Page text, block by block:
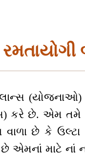
કરે છે. એમ તમે
છે કે ઉલ્ટા
છે એમનાં માટે નાં